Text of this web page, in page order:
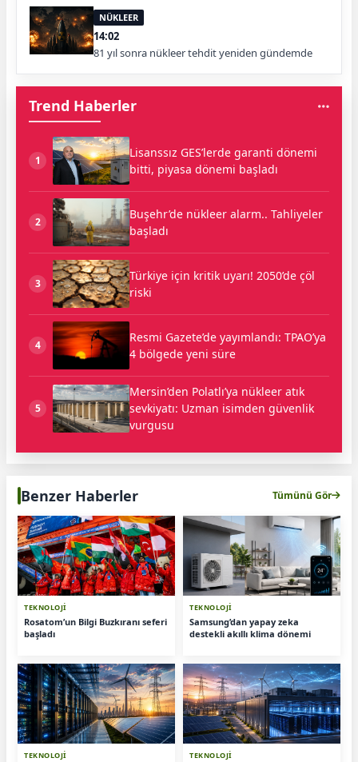
NÜKLEER
14:02
81 yıl sonra nükleer tehdit yeniden gündemde
Trend Haberler
1
Lisanssız GES’lerde garanti dönemi
bitti, piyasa dönemi başladı
2
Buşehr’de nükleer alarm.. Tahliyeler
başladı
3
Türkiye için kritik uyarı! 2050’de çöl
riski
4
Resmi Gazete’de yayımlandı: TPAO’ya
4 bölgede yeni süre
5
Mersin’den Polatlı’ya nükleer atık
sevkiyatı: Uzman isimden güvenlik
vurgusu
Benzer Haberler Tümünü Gör
TEKNOLOJİ
Rosatom’un Bilgi Buzkıranı seferi
başladı
TEKNOLOJİ
Samsung’dan yapay zeka
destekli akıllı klima dönemi
TEKNOLOJİ TEKNOLOJİ